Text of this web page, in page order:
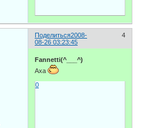
Поделиться 4
2008-
08-26 03:23:45
Fannetti(^___^)
Аха
0